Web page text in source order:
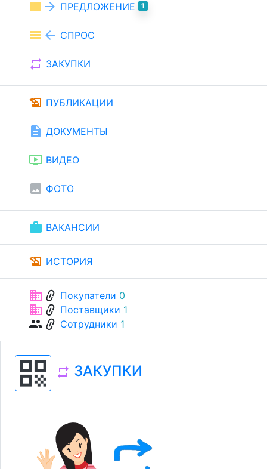
view_list arrow_forward ПРЕДЛОЖЕНИЕ 1
view_list arrow_back СПРОС
repeat ЗАКУПКИ
history_edu ПУБЛИКАЦИИ
description ДОКУМЕНТЫ
ondemand_video ВИДЕО
image ФОТО
work ВАКАНСИИ
history_edu ИСТОРИЯ
businesslink Покупатели 0
businesslink Поставщики 1
grouplink Сотрудники 1
qr_code repeat ЗАКУПКИ